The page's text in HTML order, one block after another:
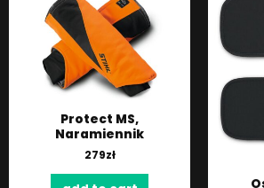
Protect MS,
Naramiennik
279zł